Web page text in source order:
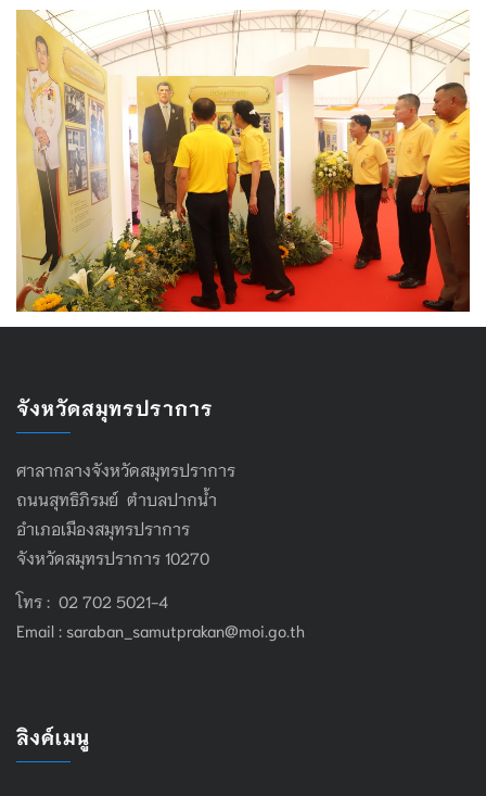
จังหวัดสมุทรปราการ
ศาลากลางจังหวัดสมุทรปราการ
ถนนสุทธิภิรมย์ ตำบลปากน้ำ
อำเภอเมืองสมุทรปราการ
จังหวัดสมุทรปราการ 10270
โทร : 02 702 5021-4
Email : saraban_samutprakan@moi.go.th
ลิงค์เมนู